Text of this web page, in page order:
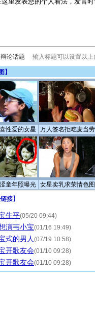
辩论话题
】
性爱的女星 万人签名拒吃麦当劳
童年照曝光 女星卖乳求荣情色图
接】
生平(05/20 09:44)
演韦小宝(01/16 19:49)
式的男人 (07/19 10:58)
开歌友会(01/10 09:28)
开歌友会(01/10 09:28)